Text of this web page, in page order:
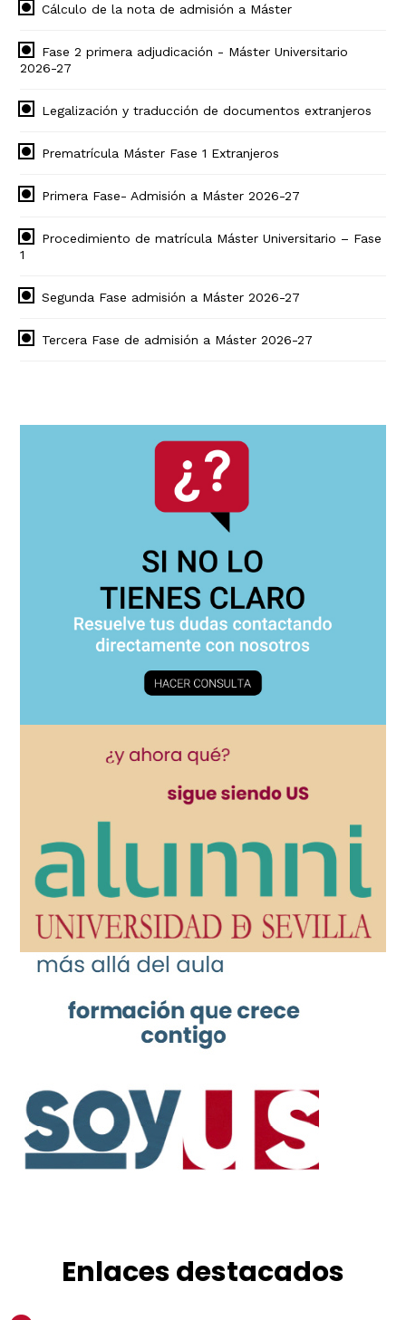
Cálculo de la nota de admisión a Máster
Fase 2 primera adjudicación - Máster Universitario
2026-27
Legalización y traducción de documentos extranjeros
Prematrícula Máster Fase 1 Extranjeros
Primera Fase- Admisión a Máster 2026-27
Procedimiento de matrícula Máster Universitario – Fase
1
Segunda Fase admisión a Máster 2026-27
Tercera Fase de admisión a Máster 2026-27
Enlaces destacados